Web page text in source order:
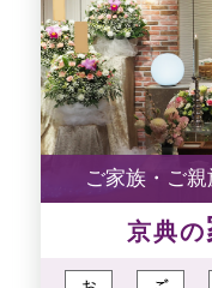
ご家族・ご
京典の